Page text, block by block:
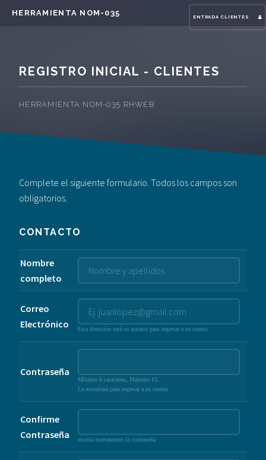
HERRAMIENTA NOM-035 ENTRADA CLIENTES
REGISTRO INICIAL - CLIENTES
HERRAMIENTA NOM-035 RHWEB
Complete el siguiente formulario. Todos los campos son
obligatorios.
CONTACTO
Nombre
completo
Correo
Electrónico
Esta dirección será su usuario para ingresar a su cuenta
Contraseña
Mínimo 6 caracteres, Máximo 15.
La necesitará para ingresar a su cuenta
Confirme
Contraseña
escriba nuevamente la contraseña